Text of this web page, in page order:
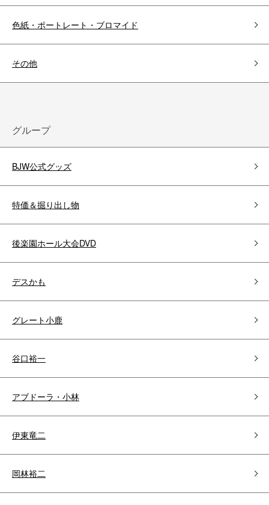
色紙・ポートレート・ブロマイド
その他
グループ
BJW公式グッズ
特価＆掘り出し物
後楽園ホール大会DVD
デスかも
グレート小鹿
谷口裕一
アブドーラ・小林
伊東竜二
岡林裕二